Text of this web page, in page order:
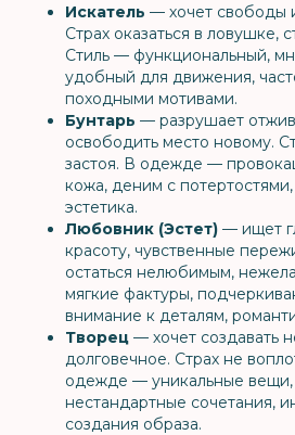
Искатель — хочет свободы
Страх оказаться в ловушке,
Стиль — функциональный,
удобный для движения,
походными мотивами.
Бунтарь — разрушает
освободить место новому.
застоя. В одежде —
кожа, деним с
эстетика.
Любовник (Эстет) — ищет
красоту, чувственные
остаться нелюбимым,
мягкие фактуры,
внимание к деталям,
Творец — хочет создавать
долговечное. Страх не
одежде — уникальные вещи,
нестандартные сочетания,
создания образа.